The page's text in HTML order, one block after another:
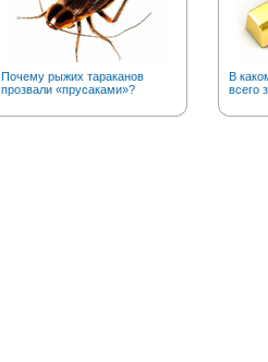
Почему рыжих тараканов
прозвали «прусаками»?
В
всего